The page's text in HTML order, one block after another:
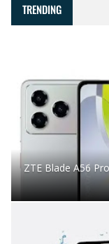
TRENDING
ZTE Blade A56